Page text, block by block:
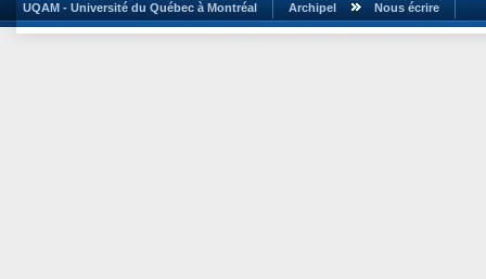
UQAM - Université du Québec à Montréal Archipel Nous écrire